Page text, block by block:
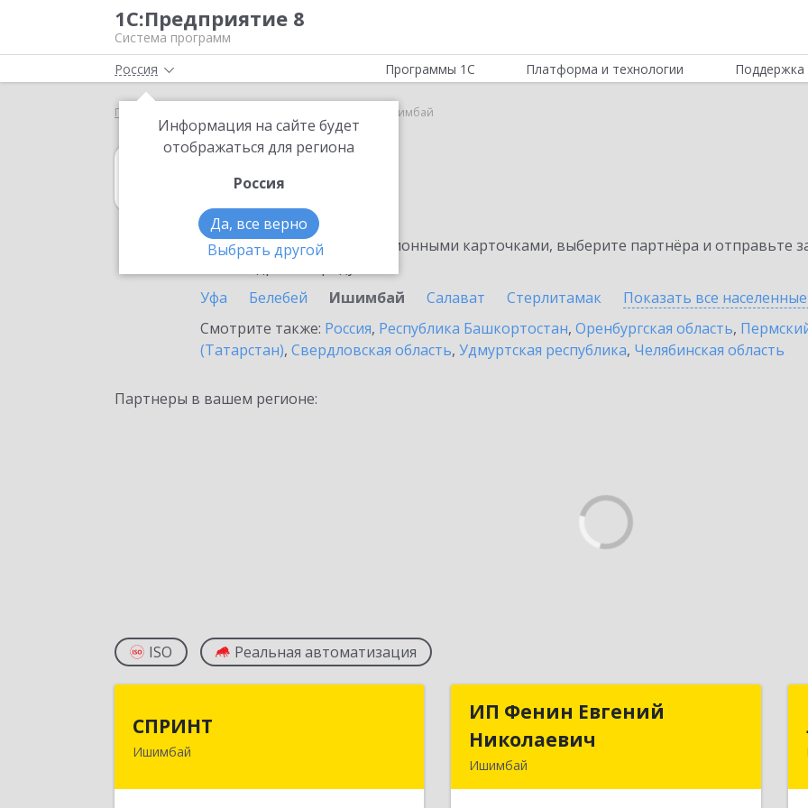
1С:Предприятие 8
Система программ
Россия
Информация на сайте будет
отображаться для региона
Россия
Да, все верно
Выбрать другой
Программы 1С Платформа и технологии Поддержка
Главная Ишимбай
1С:MDM КОРП
в Ишимбае
Ознакомьтесь с информационными карточками, выберите партнёра и отправьте
Уфа
Белебей Ишимбай Салават Стерлитамак Показать все населенные
Смотрите также: Россия, Республика Башкортостан, Оренбургская область,
(Татарстан), Свердловская область, Удмуртская республика, Челябинская область
Партнеры в вашем регионе:
ISO Реальная автоматизация
СПРИНТ
Ишимбай
ИП Фенин Евгений
Николаевич
Ишимбай
ИП Фенин Евгений